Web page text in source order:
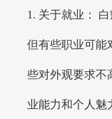
1. 关于就业：
但有些职业可能
些对外观要求不
业能力和个人魅